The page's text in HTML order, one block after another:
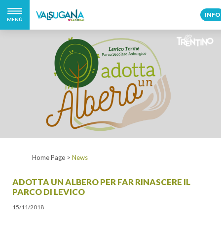
MENÙ
INFO
Home Page > News
ADOTTA UN ALBERO PER FAR RINASCERE IL
PARCO DI LEVICO
15/11/2018